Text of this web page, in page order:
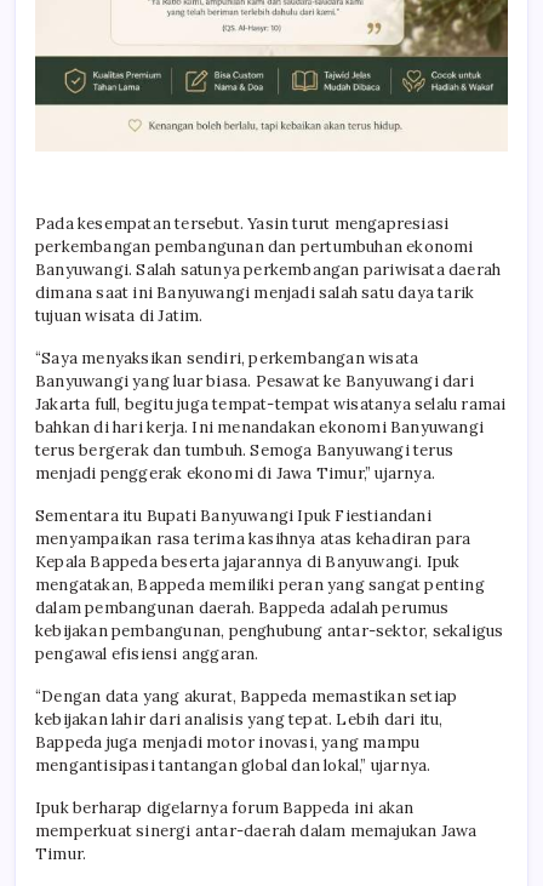
Pada kesempatan tersebut. Yasin turut mengapresiasi
perkembangan pembangunan dan pertumbuhan ekonomi
Banyuwangi. Salah satunya perkembangan pariwisata daerah
dimana saat ini Banyuwangi menjadi salah satu daya tarik
tujuan wisata di Jatim.
“Saya menyaksikan sendiri, perkembangan wisata
Banyuwangi yang luar biasa. Pesawat ke Banyuwangi dari
Jakarta full, begitu juga tempat-tempat wisatanya selalu ramai
bahkan di hari kerja. Ini menandakan ekonomi Banyuwangi
terus bergerak dan tumbuh. Semoga Banyuwangi terus
menjadi penggerak ekonomi di Jawa Timur,” ujarnya.
Sementara itu Bupati Banyuwangi Ipuk Fiestiandani
menyampaikan rasa terima kasihnya atas kehadiran para
Kepala Bappeda beserta jajarannya di Banyuwangi. Ipuk
mengatakan, Bappeda memiliki peran yang sangat penting
dalam pembangunan daerah. Bappeda adalah perumus
kebijakan pembangunan, penghubung antar-sektor, sekaligus
pengawal efisiensi anggaran.
“Dengan data yang akurat, Bappeda memastikan setiap
kebijakan lahir dari analisis yang tepat. Lebih dari itu,
Bappeda juga menjadi motor inovasi, yang mampu
mengantisipasi tantangan global dan lokal,” ujarnya.
Ipuk berharap digelarnya forum Bappeda ini akan
memperkuat sinergi antar-daerah dalam memajukan Jawa
Timur.